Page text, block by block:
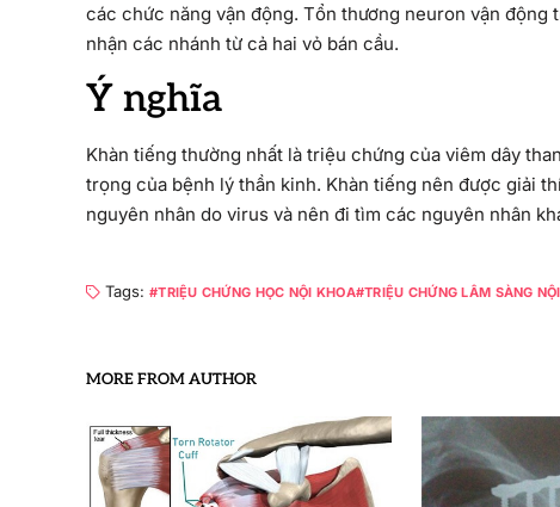
các chức năng vận động. Tổn thương neuron vận
nhận các nhánh từ cả hai vỏ bán cầu.
Ý nghĩa
Khàn tiếng thường nhất là triệu chứng của viêm dây
trọng của bệnh lý thần kinh. Khàn tiếng nên được giải
nguyên nhân do virus và nên đi tìm các nguyên nhân
Tags: TRIỆU CHỨNG HỌC NỘI KHOA TRIỆU CHỨNG LÂM SÀNG
MORE FROM AUTHOR